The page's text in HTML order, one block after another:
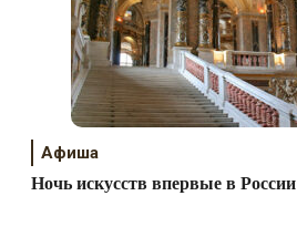
Афиша
Ночь искусств впервые в России